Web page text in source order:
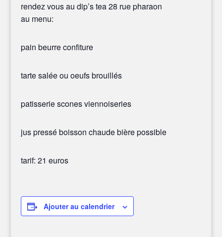
rendez vous au dip’s tea 28 rue pharaon
au menu:
pain beurre confiture
tarte salée ou oeufs brouillés
patisserie scones viennoiseries
jus pressé boisson chaude bière possible
tarif: 21 euros
Ajouter au calendrier